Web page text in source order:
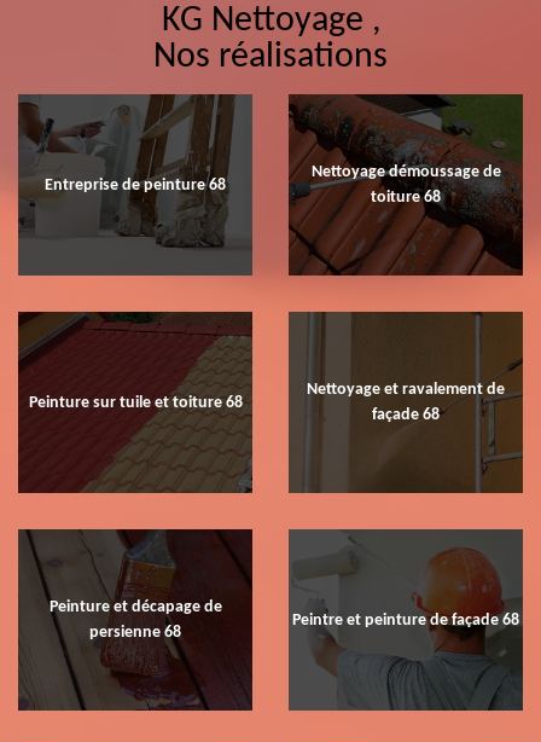
KG Nettoyage ,
Nos réalisations
Entreprise de peinture 68
Nettoyage démoussage de
toiture 68
Peinture sur tuile et toiture 68
Nettoyage et ravalement de
façade 68
Peinture et décapage de
persienne 68
Peintre et peinture de façade 68